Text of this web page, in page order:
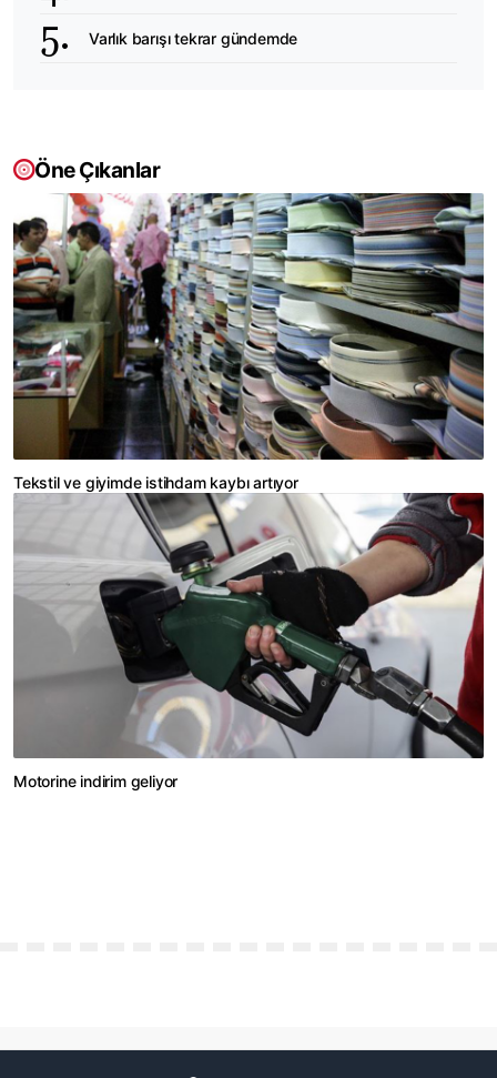
Varlık barışı tekrar gündemde
Öne Çıkanlar
Tekstil ve giyimde istihdam kaybı artıyor
Motorine indirim geliyor